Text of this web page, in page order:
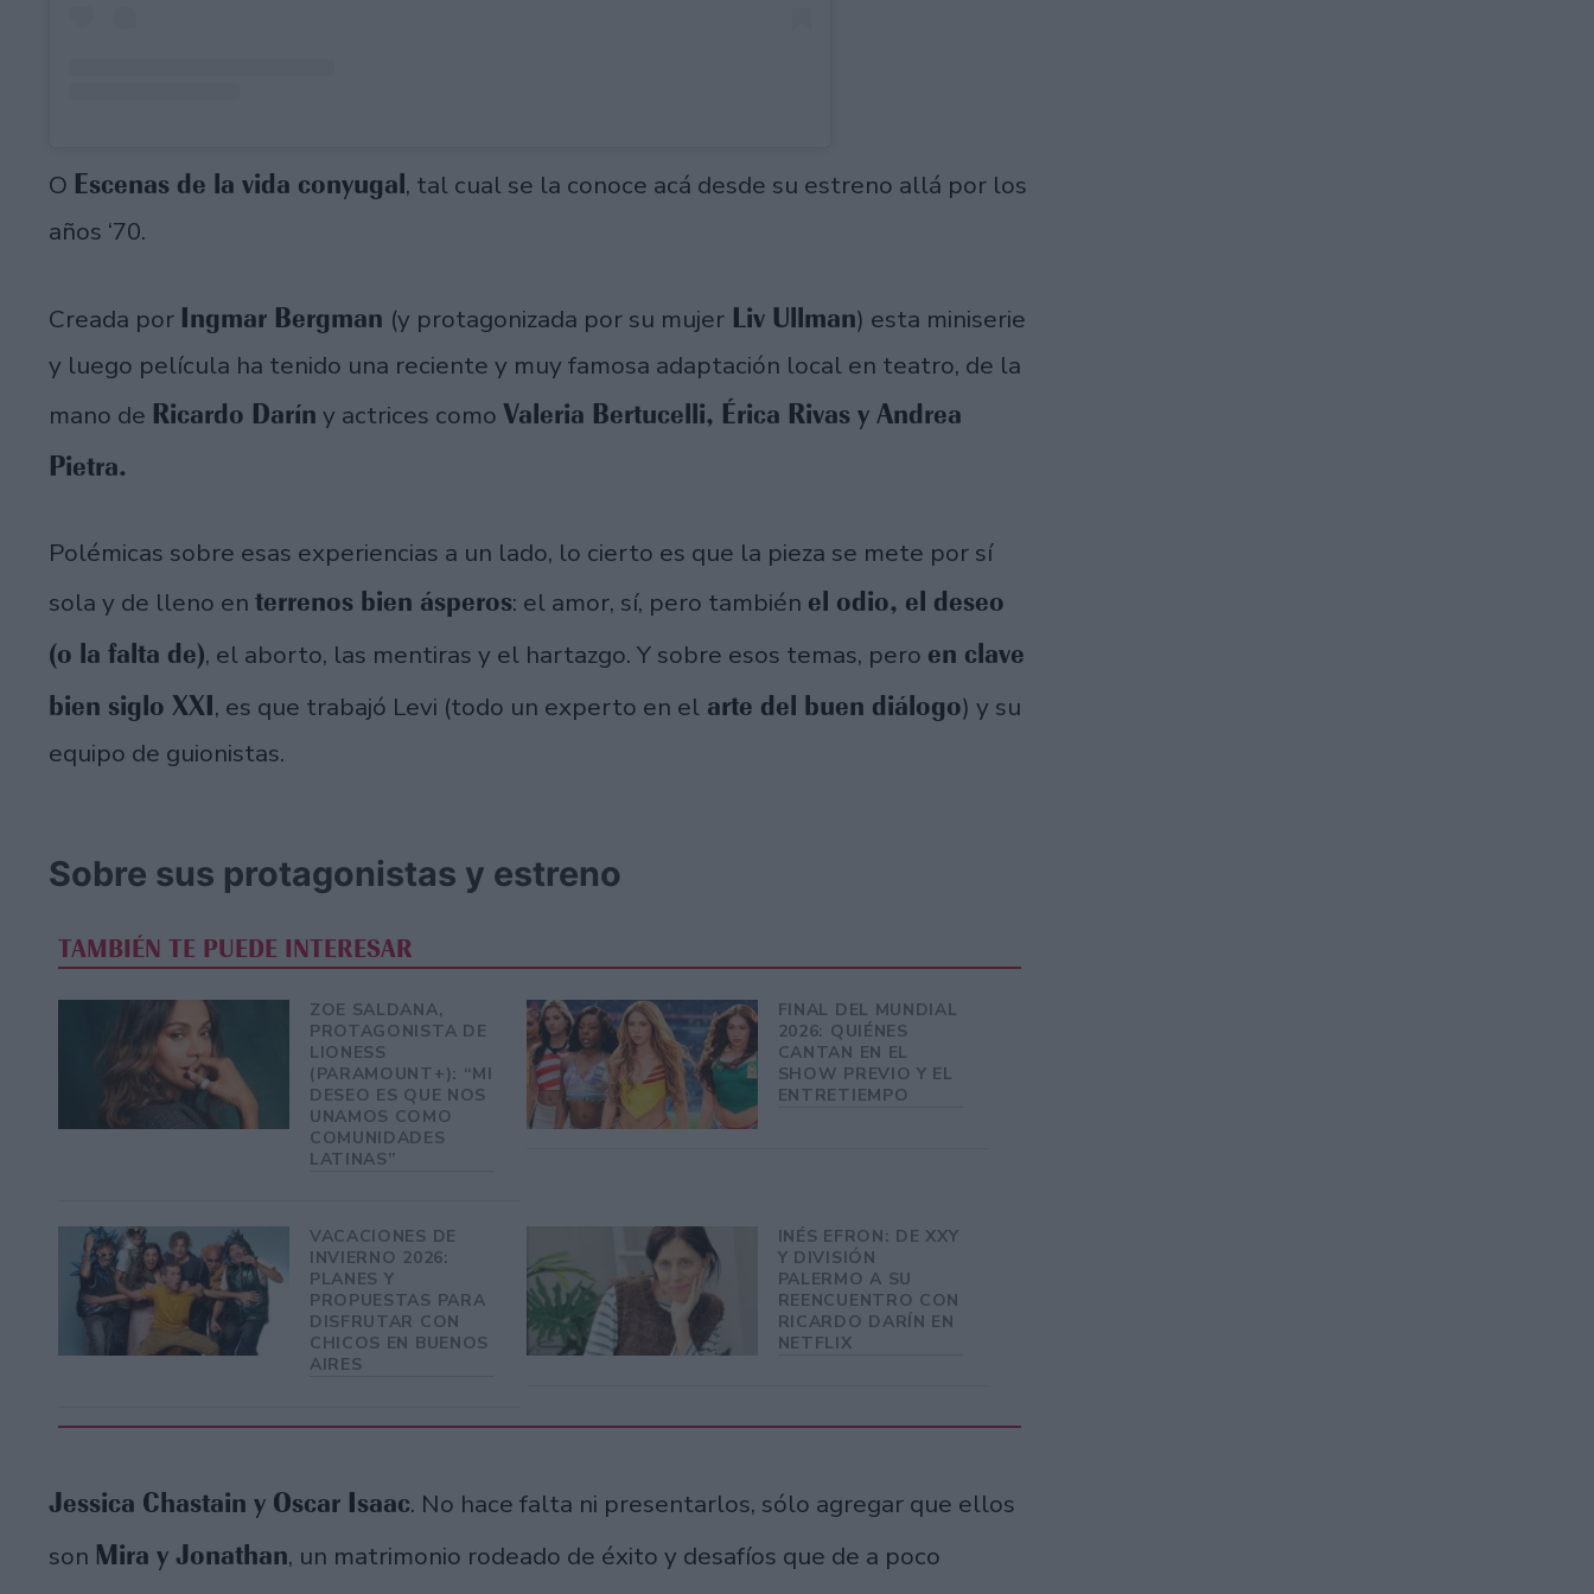
O Escenas de la vida conyugal, tal cual se la conoce acá desde su estreno allá por los
años ‘70.
Creada por Ingmar Bergman (y protagonizada por su mujer Liv Ullman) esta miniserie
y luego película ha tenido una reciente y muy famosa adaptación local en teatro, de la
mano de Ricardo Darín y actrices como Valeria Bertucelli, Érica Rivas y Andrea
Pietra.
Polémicas sobre esas experiencias a un lado, lo cierto es que la pieza se mete por sí
sola y de lleno en terrenos bien ásperos: el amor, sí, pero también el odio, el deseo
(o la falta de), el aborto, las mentiras y el hartazgo. Y sobre esos temas, pero en clave
bien siglo XXI, es que trabajó Levi (todo un experto en el arte del buen diálogo) y su
equipo de guionistas.
Sobre sus protagonistas y estreno
TAMBIÉN TE PUEDE INTERESAR
ZOE SALDANA,
PROTAGONISTA DE
LIONESS
(PARAMOUNT+): “MI
DESEO ES QUE NOS
UNAMOS COMO
COMUNIDADES
LATINAS”
FINAL DEL MUNDIAL
2026: QUIÉNES
CANTAN EN EL
SHOW PREVIO Y EL
ENTRETIEMPO
VACACIONES DE
INVIERNO 2026:
PLANES Y
PROPUESTAS PARA
DISFRUTAR CON
CHICOS EN BUENOS
AIRES
INÉS EFRON: DE XXY
Y DIVISIÓN
PALERMO A SU
REENCUENTRO CON
RICARDO DARÍN EN
NETFLIX
Jessica Chastain y Oscar Isaac. No hace falta ni presentarlos, sólo agregar que ellos
son Mira y Jonathan, un matrimonio rodeado de éxito y desafíos que de a poco